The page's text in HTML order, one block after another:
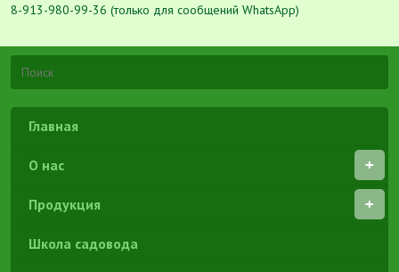
8-913-980-99-36 (только для сообщений WhatsApp)
Главная
О нас
Продукция
Школа садовода